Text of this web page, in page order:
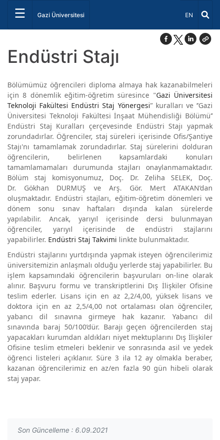
☰ Gazi Üniversitesi Dil Seçiniz
EN
Endüstri Stajı
Bölümümüz öğrencileri diploma almaya hak kazanabilmeleri
için 8 dönemlik eğitim-öğretim süresince "Gazi Üniversitesi
Teknoloji Fakültesi Endüstri Staj Yönergesi” kuralları ve ‘’Gazi
Üniversitesi Teknoloji Fakültesi İnşaat Mühendisliği Bölümü’’
Endüstri Staj Kuralları çerçevesinde Endüstri Stajı yapmak
zorundadırlar. Öğrenciler, staj süreleri içerisinde Ofis/Şantiye
Stajı'nı tamamlamak zorundadırlar. Staj sürelerini dolduran
öğrencilerin, belirlenen kapsamlardaki konuları
tamamlamamaları durumunda stajları onaylanmamaktadır.
Bölüm staj komisyonumuz, Doç. Dr. Zeliha SELEK, Doç.
Dr. Gökhan DURMUŞ ve Arş. Gör. Mert ATAKAN’dan
oluşmaktadır. Endüstri stajları, eğitim-öğretim dönemleri ve
dönem sonu sınav haftaları dışında kalan sürelerde
yapılabilir. Ancak, yarıyıl içerisinde dersi bulunmayan
öğrenciler, yarıyıl içerisinde de endüstri stajlarını
yapabilirler. Endüstri Staj Takvimi linkte bulunmaktadır.
Endüstri stajlarını yurtdışında yapmak isteyen öğrencilerimiz
üniversitemizin anlaşmalı olduğu yerlerde staj yapabilirler. Bu
işlem kapsamındaki öğrencilerin başvuruları on-line olarak
alınır. Başvuru formu ve transkriptlerini Dış İlişkiler Ofisine
teslim ederler. Lisans için en az 2,2/4,00, yüksek lisans ve
doktora için en az 2,5/4,00 not ortalaması olan öğrenciler,
yabancı dil sınavına girmeye hak kazanır. Yabancı dil
sınavında baraj 50/100’dür. Barajı geçen öğrencilerden staj
yapacakları kurumdan aldıkları niyet mektuplarını Dış İlişkiler
Ofisine teslim etmeleri beklenir ve sonrasında asil ve yedek
öğrenci listeleri açıklanır. Süre 3 ila 12 ay olmakla beraber,
kazanan öğrencilerimiz en az/en fazla 90 gün hibeli olarak
staj yapar.
Son Güncelleme : 6.09.2021